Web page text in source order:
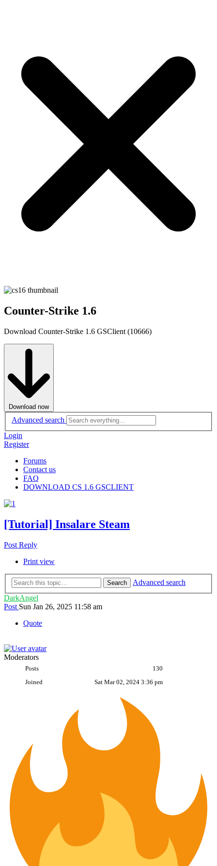
Counter-Strike 1.6
Download Counter-Strike 1.6 GSClient (10666)
Download now
Advanced search
Login
Register
Forums
Contact us
FAQ
DOWNLOAD CS 1.6 GSCLIENT
[Tutorial] Insalare Steam
Post Reply
Print view
Search
Advanced search
DarkAngel
Post Sun Jan 26, 2025 11:58 am
Quote
Moderators
Posts
130
Joined
Sat Mar 02, 2024 3:36 pm